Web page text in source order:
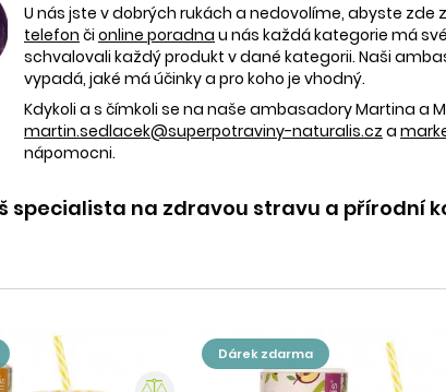
U nás jste v dobrých rukách a nedovolíme, abyste zde
telefon či online poradna u nás každá kategorie má
schvalovali každý produkt v dané kategorii. Naši
vypadá, jaké má účinky a pro koho je vhodný.
Kdykoli a s čímkoli se na naše ambasadory Martina a
martin.sedlacek@superpotraviny-naturalis.cz a
nápomocni.
specialista na zdravou stravu a přírodní
dárek zdarma